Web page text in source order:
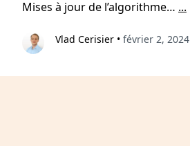
Mises à jour de l’algorithme… ...
Vlad Cerisier • février 2, 2024